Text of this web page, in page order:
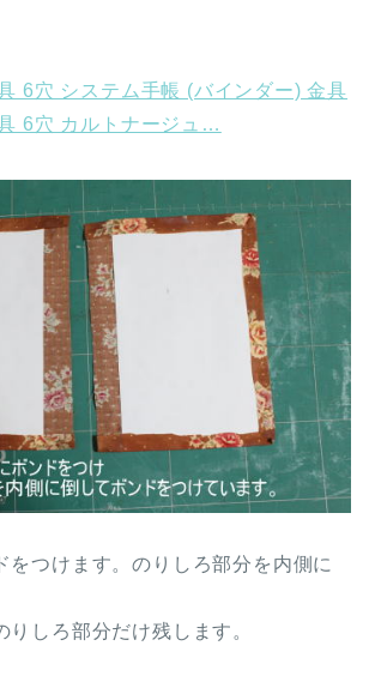
6穴 システム手帳 (バインダー) 金具
6穴 カルトナージュ…
をつけます。のりしろ部分を内側に
りしろ部分だけ残します。